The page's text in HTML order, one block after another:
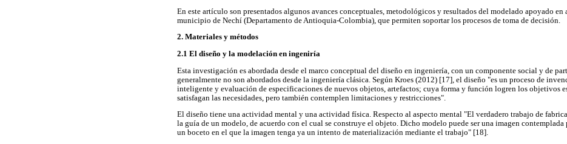
En este artículo son presentados algunos avances conceptuales, metodológicos y resultados del modelado apoyado en
municipio de Nechí (Departamento de Antioquia-Colombia), que permiten soportar los procesos de toma de decisión.
2. Materiales y métodos
2.1 El diseño y la modelación en ingeniría
Esta investigación es abordada desde el marco conceptual del diseño en ingeniería, con un componente social y de
generalmente no son abordados desde la ingeniería clásica. Según Kroes (2012) [17], el diseño "es un proceso de
inteligente y evaluación de especificaciones de nuevos objetos, artefactos; cuya forma y función logren los objetivos
satisfagan las necesidades, pero también contemplen limitaciones y restricciones".
El diseño tiene una actividad mental y una actividad física. Respecto al aspecto mental "El verdadero trabajo de
la guía de un modelo, de acuerdo con el cual se construye el objeto. Dicho modelo puede ser una imagen contemplada
un boceto en el que la imagen tenga ya un intento de materialización mediante el trabajo" [18].